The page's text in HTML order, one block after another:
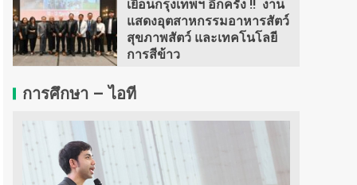
เยือนกรุงเทพฯ อีกครั้ง !! งาน
แสดงอุตสาหกรรมอาหารสัตว์
สุขภาพสัตว์ และเทคโนโลยี
การสีข้าว
การศึกษา – ไอที